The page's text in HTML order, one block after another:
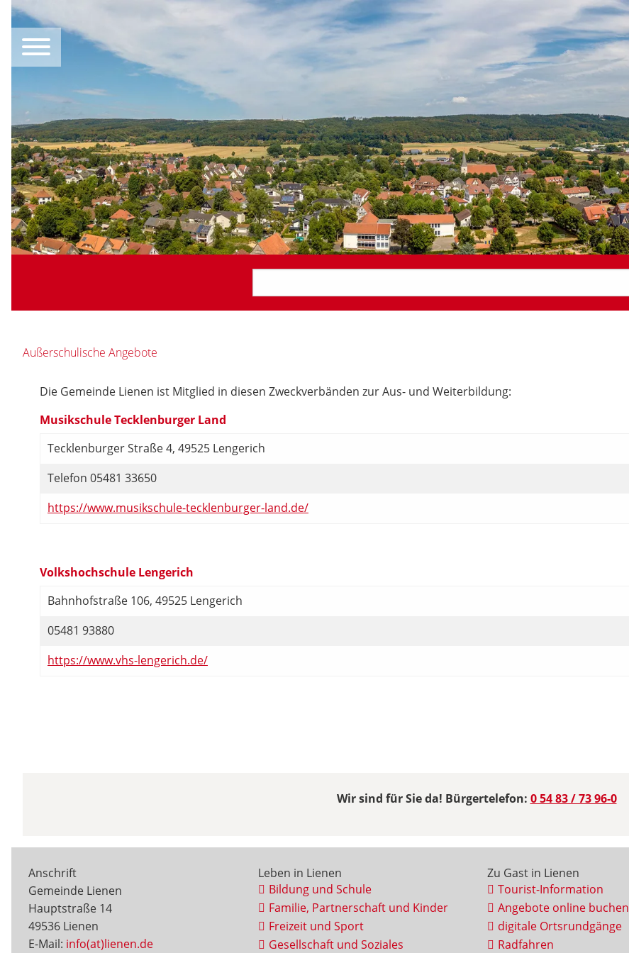
Außerschulische Angebote
Die Gemeinde Lienen ist Mitglied in diesen Zweckverbänden zur Aus- und Weiterbildung:
Musikschule Tecklenburger Land
Tecklenburger Straße 4, 49525 Lengerich
Telefon 05481 33650
https://www.musikschule-tecklenburger-land.de/
Volkshochschule Lengerich
Bahnhofstraße 106, 49525 Lengerich
05481 93880
https://www.vhs-lengerich.de/
Wir sind für Sie da! Bürgertelefon: 0 54 83 / 73 96-0
Anschrift
Gemeinde Lienen
Hauptstraße 14
49536 Lienen
E-Mail: info(at)lienen.de
Leben in Lienen
Bildung und Schule
Familie, Partnerschaft und Kinder
Freizeit und Sport
Gesellschaft und Soziales
Zu Gast in Lienen
Tourist-Information
Angebote online buchen
digitale Ortsrundgänge
Radfahren